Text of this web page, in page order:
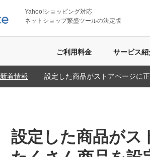
Yahoo!ショッピング対応
ネットショップ繁盛ツールの決定版
ご利用料金 サービス紹
新着情報 設定した商品がストアページに
設定した商品がス